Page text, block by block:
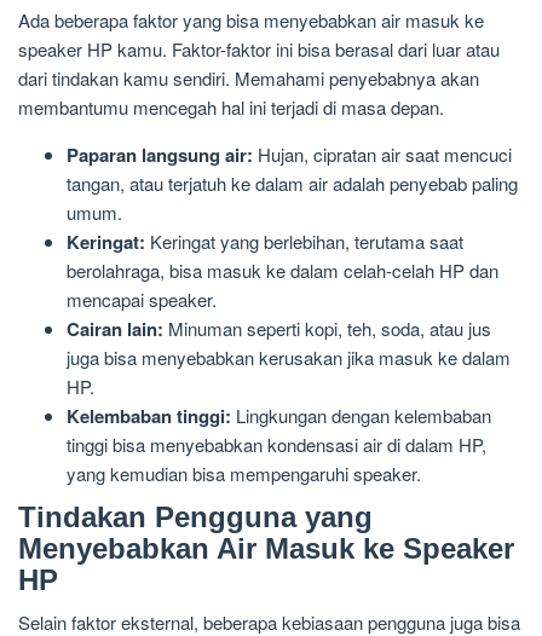
Ada beberapa faktor yang bisa menyebabkan air masuk ke
speaker HP kamu. Faktor-faktor ini bisa berasal dari luar atau
dari tindakan kamu sendiri. Memahami penyebabnya akan
membantumu mencegah hal ini terjadi di masa depan.
Paparan langsung air: Hujan, cipratan air saat mencuci
tangan, atau terjatuh ke dalam air adalah penyebab paling
umum.
Keringat: Keringat yang berlebihan, terutama saat
berolahraga, bisa masuk ke dalam celah-celah HP dan
mencapai speaker.
Cairan lain: Minuman seperti kopi, teh, soda, atau jus
juga bisa menyebabkan kerusakan jika masuk ke dalam
HP.
Kelembaban tinggi: Lingkungan dengan kelembaban
tinggi bisa menyebabkan kondensasi air di dalam HP,
yang kemudian bisa mempengaruhi speaker.
Tindakan Pengguna yang
Menyebabkan Air Masuk ke Speaker
HP
Selain faktor eksternal, beberapa kebiasaan pengguna juga bisa